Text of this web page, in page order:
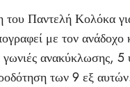
Παντελή Κολόκα
με τον ανάδοχο
ανακύκλωσης, 5
των 9 εξ